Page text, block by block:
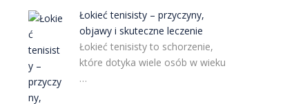
Łokieć tenisisty – przyczyny,
objawy i skuteczne leczenie
Łokieć tenisisty to schorzenie,
które dotyka wiele osób w wieku
…